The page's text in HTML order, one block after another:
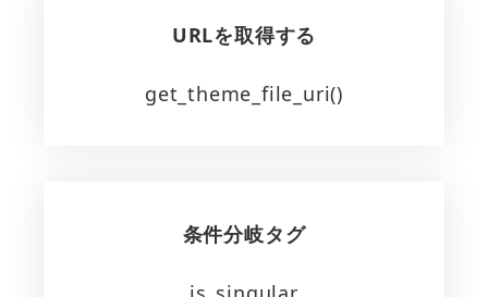
URLを取得する
get_theme_file_uri()
条件分岐タグ